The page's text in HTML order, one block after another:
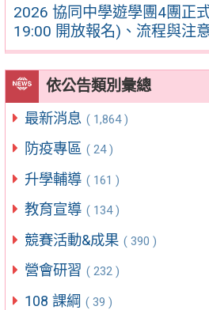
2026 協同中學遊學團4團正
19:00 開放報名)、流程與注
依公告類別彙總
最新消息 ( 1,864 )
防疫專區 ( 24 )
升學輔導 ( 161 )
教育宣導 ( 134 )
競賽活動&成果 ( 390 )
營會研習 ( 232 )
108 課綱 ( 39 )